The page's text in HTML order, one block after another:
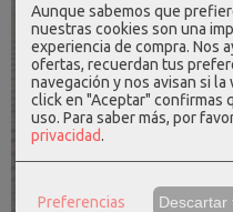
Aunque sabemos que
nuestras cookies son una
experiencia de compra. Nos
ofertas, recuerdan tus
navegación y nos avisan si
click en "Aceptar" confirmas
uso. Para saber más, por
privacidad.
Preferencias Descartar